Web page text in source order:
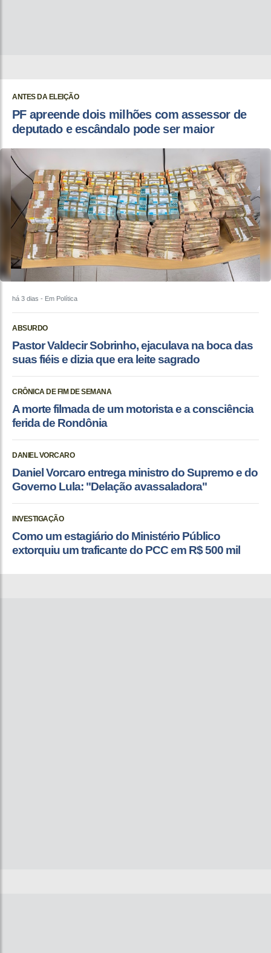
ANTES DA ELEIÇÃO
PF apreende dois milhões com assessor de
deputado e escândalo pode ser maior
há 3 dias - Em Política
ABSURDO
Pastor Valdecir Sobrinho, ejaculava na boca das
suas fiéis e dizia que era leite sagrado
CRÔNICA DE FIM DE SEMANA
A morte filmada de um motorista e a consciência
ferida de Rondônia
DANIEL VORCARO
Daniel Vorcaro entrega ministro do Supremo e do
Governo Lula: "Delação avassaladora"
INVESTIGAÇÃO
Como um estagiário do Ministério Público
extorquiu um traficante do PCC em R$ 500 mil